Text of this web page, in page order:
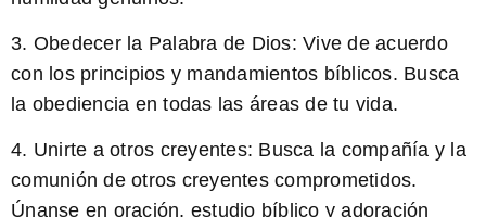
3. Obedecer la Palabra de Dios: Vive de acuerdo
con los principios y mandamientos bíblicos. Busca
la obediencia en todas las áreas de tu vida.
4. Unirte a otros creyentes: Busca la compañía y la
comunión de otros creyentes comprometidos.
Únanse en oración, estudio bíblico y adoración